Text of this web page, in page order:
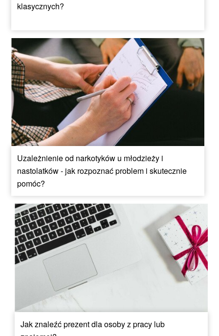
klasycznych?
Uzależnienie od narkotyków u młodzieży i
nastolatków - jak rozpoznać problem i skutecznie
pomóc?
Jak znaleźć prezent dla osoby z pracy lub